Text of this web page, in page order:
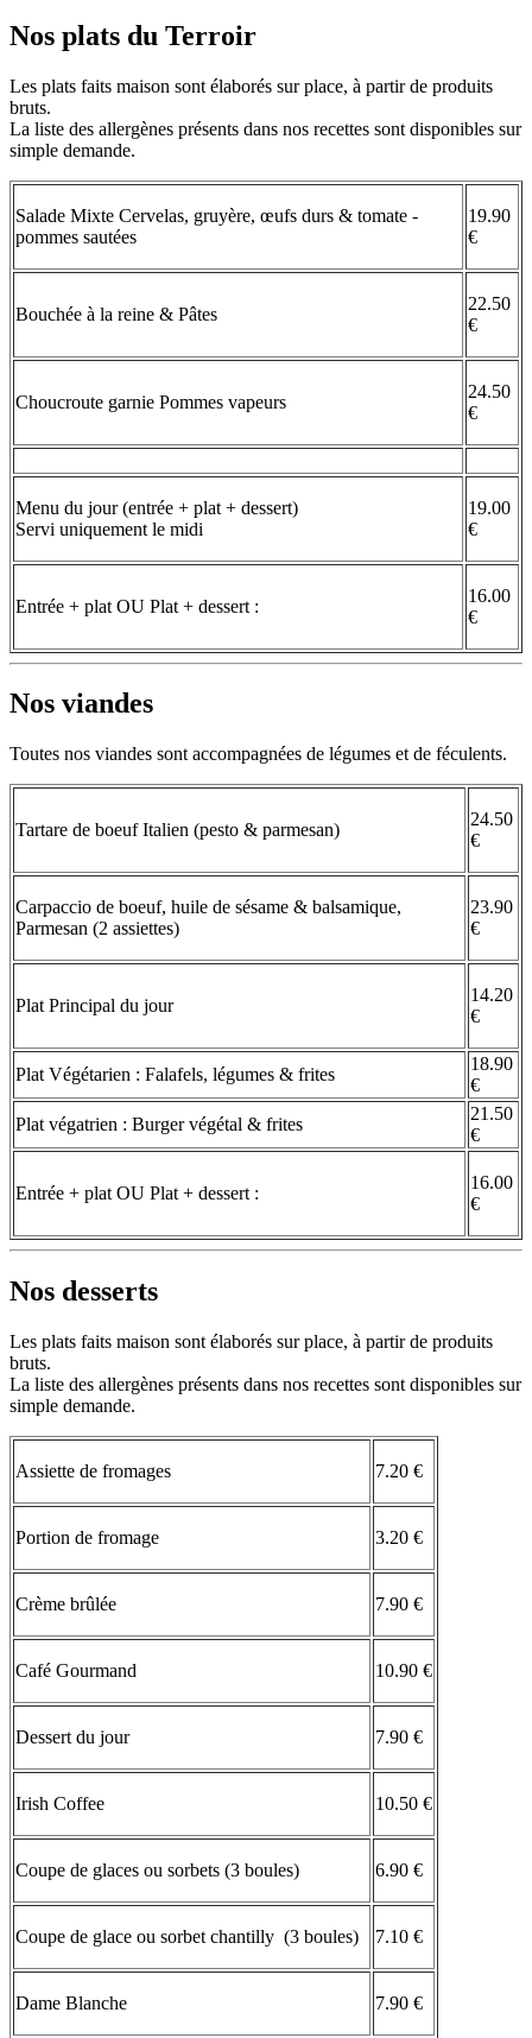
Nos plats du Terroir
Les plats faits maison sont élaborés sur place, à partir de produits
bruts.
La liste des allergènes présents dans nos recettes sont disponibles sur
simple demande.
Salade Mixte Cervelas, gruyère, œufs durs & tomate -
pommes sautées
19.90
€
Bouchée à la reine & Pâtes
22.50
€
Choucroute garnie Pommes vapeurs
24.50
€
Menu du jour (entrée + plat + dessert)
Servi uniquement le midi
19.00
€
Entrée + plat OU Plat + dessert :
16.00
€
Nos viandes
Toutes nos viandes sont accompagnées de légumes et de féculents.
Tartare de boeuf Italien (pesto & parmesan)
24.50
€
Carpaccio de boeuf, huile de sésame & balsamique,
Parmesan (2 assiettes)
23.90
€
Plat Principal du jour
14.20
€
Plat Végétarien : Falafels, légumes & frites
18.90
€
Plat végatrien : Burger végétal & frites
21.50
€
Entrée + plat OU Plat + dessert :
16.00
€
Nos desserts
Les plats faits maison sont élaborés sur place, à partir de produits
bruts.
La liste des allergènes présents dans nos recettes sont disponibles sur
simple demande.
Assiette de fromages 7.20 €
Portion de fromage 3.20 €
Crème brûlée 7.90 €
Café Gourmand 10.90 €
Dessert du jour 7.90 €
Irish Coffee 10.50 €
Coupe de glaces ou sorbets (3 boules) 6.90 €
Coupe de glace ou sorbet chantilly (3 boules) 7.10 €
Dame Blanche 7.90 €